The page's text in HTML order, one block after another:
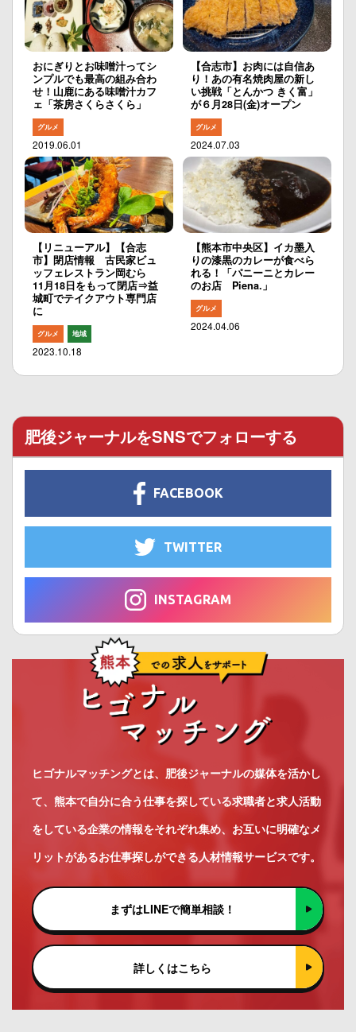
おにぎりとお味噌汁ってシ
ンプルでも最高の組み合わ
せ！山鹿にある味噌汁カフ
ェ「茶房さくらさくら」
グルメ
2019.06.01
【合志市】お肉には自信あ
り！あの有名焼肉屋の新し
い挑戦「とんかつ きく富」
が６月28日(金)オープン
グルメ
2024.07.03
【リニューアル】【合志
市】閉店情報 古民家ビュ
ッフェレストラン岡むら
11月18日をもって閉店⇒益
城町でテイクアウト専門店
に
グルメ 地域
2023.10.18
【熊本市中央区】イカ墨入
りの漆黒のカレーが食べら
れる！「パニーニとカレー
のお店 Piena.」
グルメ
2024.04.06
肥後ジャーナルをSNSでフォローする
FACEBOOK
TWITTER
INSTAGRAM
ヒゴナルマッチングとは、肥後ジャーナルの媒体を活かし
て、熊本で自分に合う仕事を探している求職者と求人活動
をしている企業の情報をそれぞれ集め、お互いに明確なメ
リットがあるお仕事探しができる人材情報サービスです。
まずはLINEで簡単相談！
詳しくはこちら